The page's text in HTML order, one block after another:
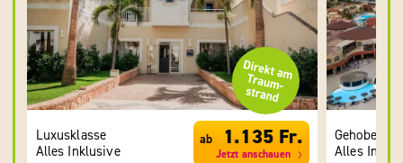
Luxusklasse
Alles Inklusive
ab 1.135 Fr.
Jetzt anschauen
Gehobene
Alles